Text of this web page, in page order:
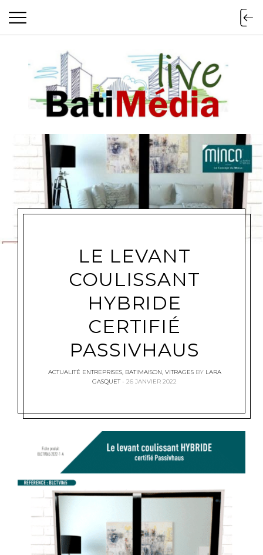
Batimedialive
LE LEVANT
COULISSANT
HYBRIDE
CERTIFIÉ
PASSIVHAUS
ACTUALITÉ ENTREPRISES, BATIMAISON, VITRAGES BY LARA
GASQUET
26 JANVIER 2022